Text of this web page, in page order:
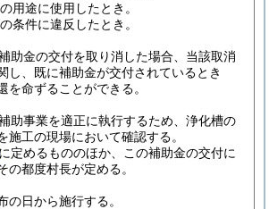
用途に使用したとき。
条件に違反したとき。
助金の交付を取り消した場合、当該取消
し、既に補助金が交付されているとき
を命ずることができる。
助事業を適正に執行するため、浄化槽の
施工の現場において確認する。
に定めるもののほか、この補助金の交付に
の都度村長が定める。
の日から施行する。